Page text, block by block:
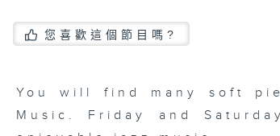
您喜歡這個節目嗎?
You will find many soft
Music. Friday and